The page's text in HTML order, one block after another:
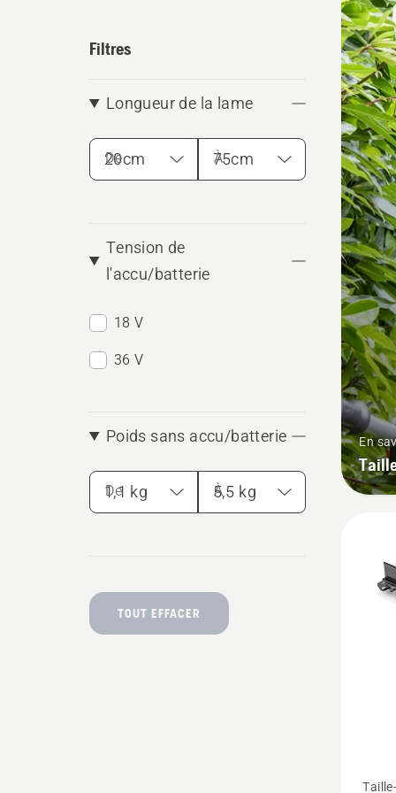
Filtres
Longueur de la lame
De À
Tension de
l'accu/batterie
18 V
36 V
Poids sans accu/batterie
De À
TOUT EFFACER
les
En
Voir